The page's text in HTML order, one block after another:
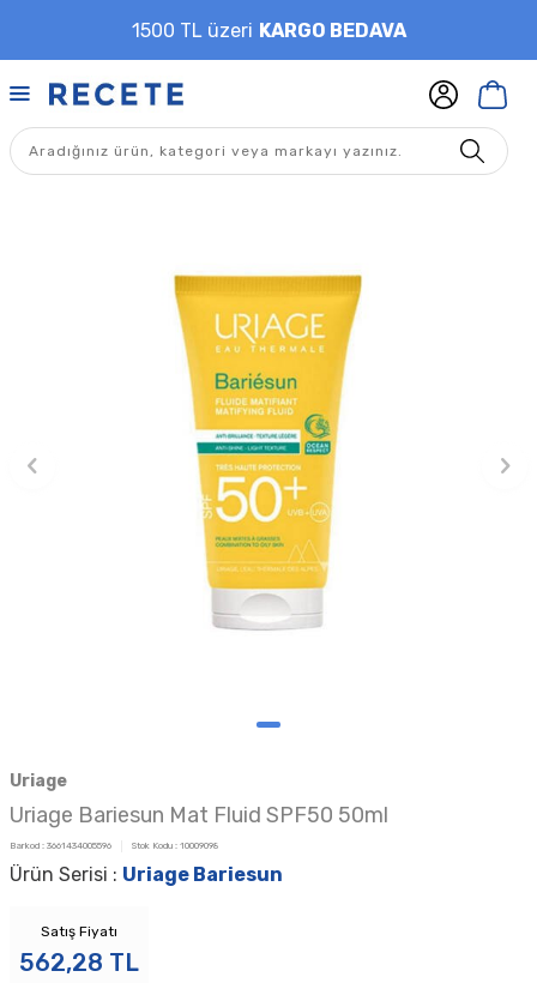
1500 TL üzeri KARGO BEDAVA
Uriage
Uriage Bariesun Mat Fluid SPF50 50ml
Barkod : 3661434005596 Stok Kodu : 10009098
Ürün Serisi : Uriage Bariesun
Satış Fiyatı
562,28 TL